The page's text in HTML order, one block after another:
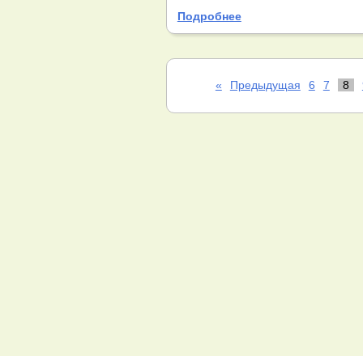
Подробнее
« Предыдущая 6 7 8